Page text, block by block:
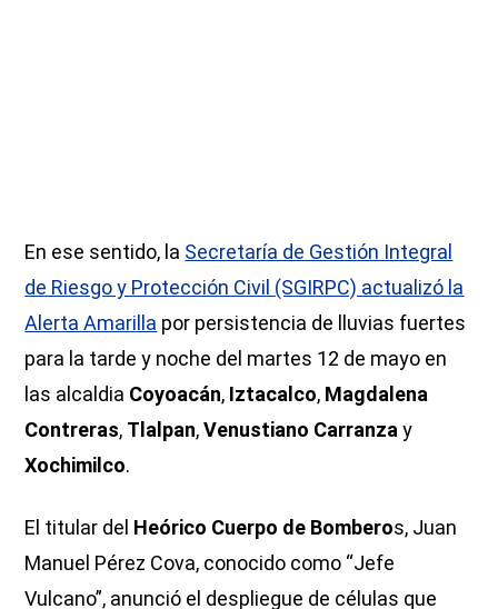
En ese sentido, la Secretaría de Gestión Integral
de Riesgo y Protección Civil (SGIRPC) actualizó la
Alerta Amarilla por persistencia de lluvias fuertes
para la tarde y noche del martes 12 de mayo en
las alcaldia Coyoacán, Iztacalco, Magdalena
Contreras, Tlalpan,Venustiano Carranza y
Xochimilco.
El titular del Heórico Cuerpo de Bomberos, Juan
Manuel Pérez Cova, conocido como “Jefe
Vulcano”, anunció el despliegue de células que